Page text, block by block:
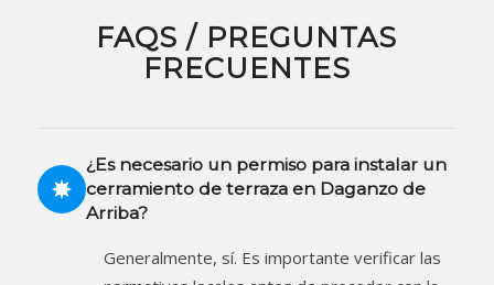
FAQS / PREGUNTAS
FRECUENTES
¿Es necesario un permiso para instalar un
cerramiento de terraza en Daganzo de
Arriba?
Generalmente, sí. Es importante verificar las